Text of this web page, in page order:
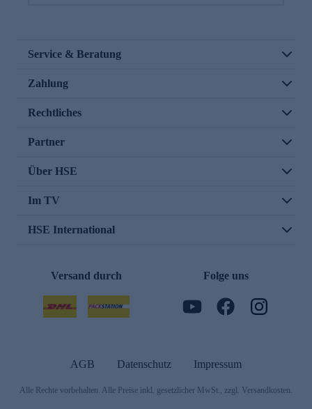
Service & Beratung
Zahlung
Rechtliches
Partner
Über HSE
Im TV
HSE International
Versand durch Folge uns
AGB Datenschutz Impressum
Alle Rechte vorbehalten. Alle Preise inkl. gesetzlicher MwSt., zzgl. Versandkosten.